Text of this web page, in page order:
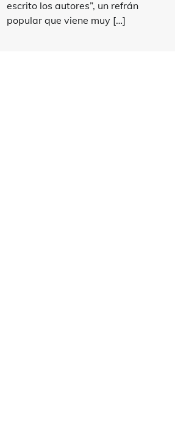
escrito los autores”, un refrán
popular que viene muy […]